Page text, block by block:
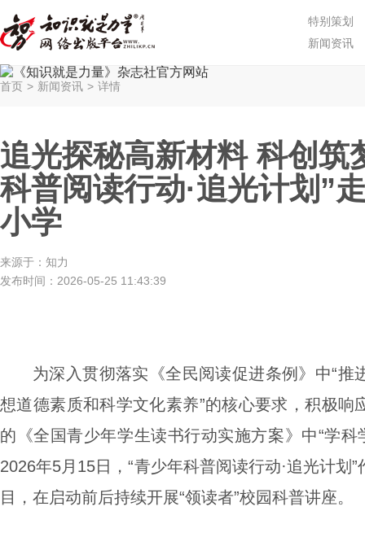
特别策划
新闻资讯
首页 > 新闻资讯 > 详情
追光探秘高新材料 科创筑
科普阅读行动·追光计划”
小学
来源于： 知力
发布时间： 2026-05-25 11:43:39
为深入贯彻落实《全民阅读促进条例》中“推
想道德素质和科学文化素养”的核心要求，积极响
的《全国青少年学生读书行动实施方案》中“学
2026年5月15日，“青少年科普阅读行动·追光计划
目，在启动前后持续开展“领读者”校园科普讲座。